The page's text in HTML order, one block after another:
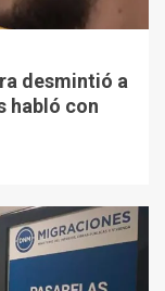
desmintió a
habló con